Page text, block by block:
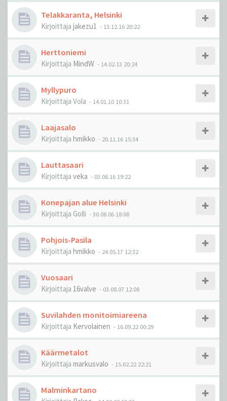
Telakkaranta, Helsinki
Kirjoittaja jakezu1 - 13.12.16 20:22
Herttoniemi
Kirjoittaja MindW - 14.02.13 20:24
Myllypuro
Kirjoittaja Vola - 14.01.10 10:31
Laajasalo
Kirjoittaja hmikko - 20.11.16 15:34
Lauttasaari
Kirjoittaja veka - 03.06.16 19:22
Konepajan alue Helsinki
Kirjoittaja Golli -30.08.06 18:08
Pohjois-Pasila
Kirjoittaja hmikko - 24.05.17 12:32
Vuosaari
Kirjoittaja 16valve - 03.08.07 12:08
Suvilahden monitoimiareena
Kirjoittaja Kervolainen - 16.09.22 00:29
Käärmetalot
Kirjoittaja markusvalo - 15.02.22 22:21
Malminkartano